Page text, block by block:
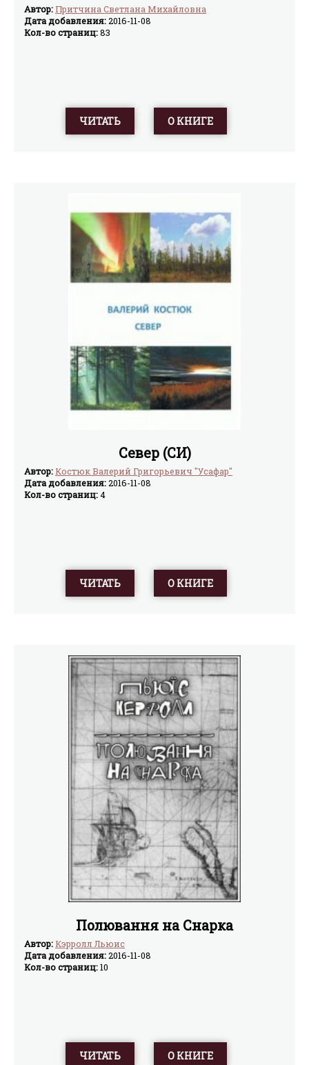
Автор:Притчина Светлана Михайловна
Дата добавления:2016-11-08
Кол-во страниц:83
ЧИТАТЬ О КНИГЕ
Север (СИ)
Автор:Костюк Валерий Григорьевич "Усафар"
Дата добавления:2016-11-08
Кол-во страниц:4
ЧИТАТЬ О КНИГЕ
Полювання на Снарка
Автор:Кэрролл Льюис
Дата добавления:2016-11-08
Кол-во страниц:10
ЧИТАТЬ О КНИГЕ